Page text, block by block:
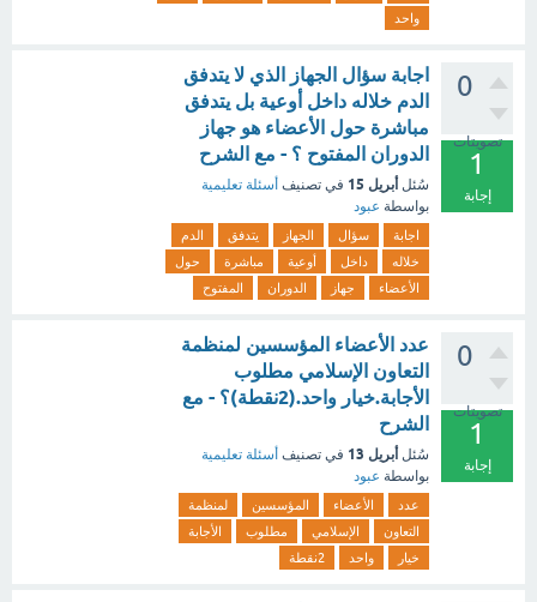
واحد
0
تصويتات
1
إجابة
اجابة سؤال الجهاز الذي لا يتدفق
الدم خلاله داخل أوعية بل يتدفق
مباشرة حول الأعضاء هو جهاز
الدوران المفتوح ؟ - مع الشرح
سُئل أبريل 15 في تصنيف أسئلة تعليمية
بواسطة عبود
اجابة سؤال الجهاز يتدفق
الدم
خلاله
داخل أوعية مباشرة
حول
الأعضاء
جهاز الدوران المفتوح
0
تصويتات
1
إجابة
عدد الأعضاء المؤسسين لمنظمة
التعاون الإسلامي مطلوب
الأجابة.خيار واحد.(2نقطة)؟ - مع
الشرح
سُئل أبريل 13 في تصنيف أسئلة تعليمية
بواسطة عبود
عدد الأعضاء المؤسسين
لمنظمة
التعاون
الإسلامي مطلوب
الأجابة
خيار
واحد 2نقطة